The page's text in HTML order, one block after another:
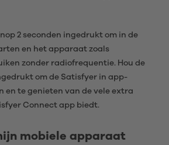
2 seconden ingedrukt om in de
en het apparaat zoals
zonder radiofrequentie. Hou de
om de Satisfyer in app-
en te genieten van de vele extra
Connect app biedt.
mobiele apparaat